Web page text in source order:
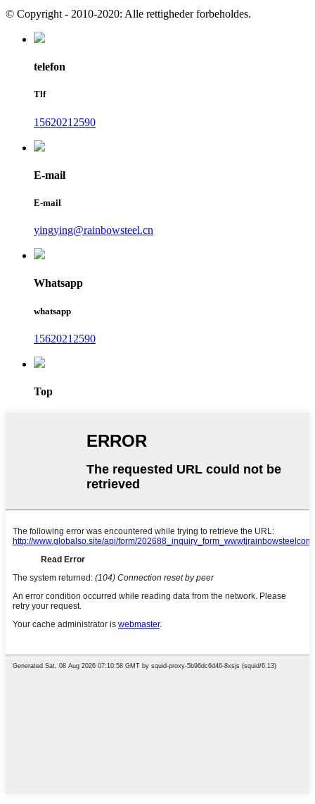
© Copyright - 2010-2020: Alle rettigheder forbeholdes.
telefon
Tlf
15620212590
E-mail
E-mail
yingying@rainbowsteel.cn
Whatsapp
whatsapp
15620212590
Top